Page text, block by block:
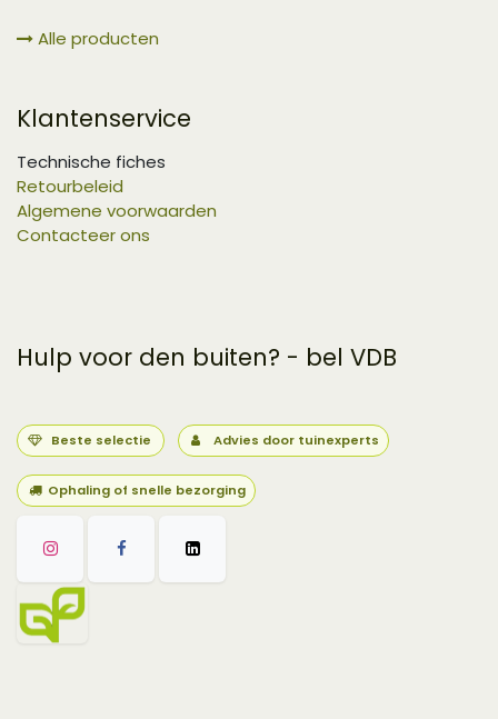
Alle producten
Klantenservice
Technische fiches
Retourbeleid
Algemene voorwaarden
Contacteer ons
Hulp voor den buiten? - bel VDB
Beste selectie Advies door tuinexperts
Ophaling of snelle bezorging